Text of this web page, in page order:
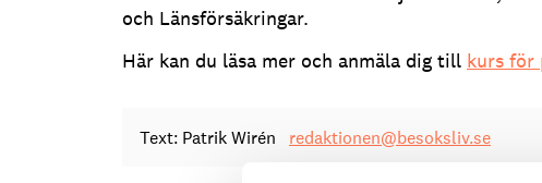
och Länsförsäkringar.
Här kan du läsa mer och anmäla dig till kurs för
Text: Patrik Wirén redaktionen@besoksliv.se